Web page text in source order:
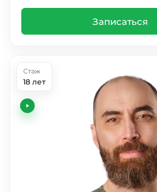
Записаться
Стаж
18 лет